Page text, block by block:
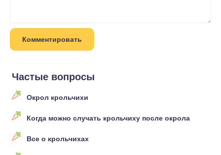
Частые вопросы
Окрол крольчихи
Когда можно случать крольчиху после окрола
Все о крольчихах